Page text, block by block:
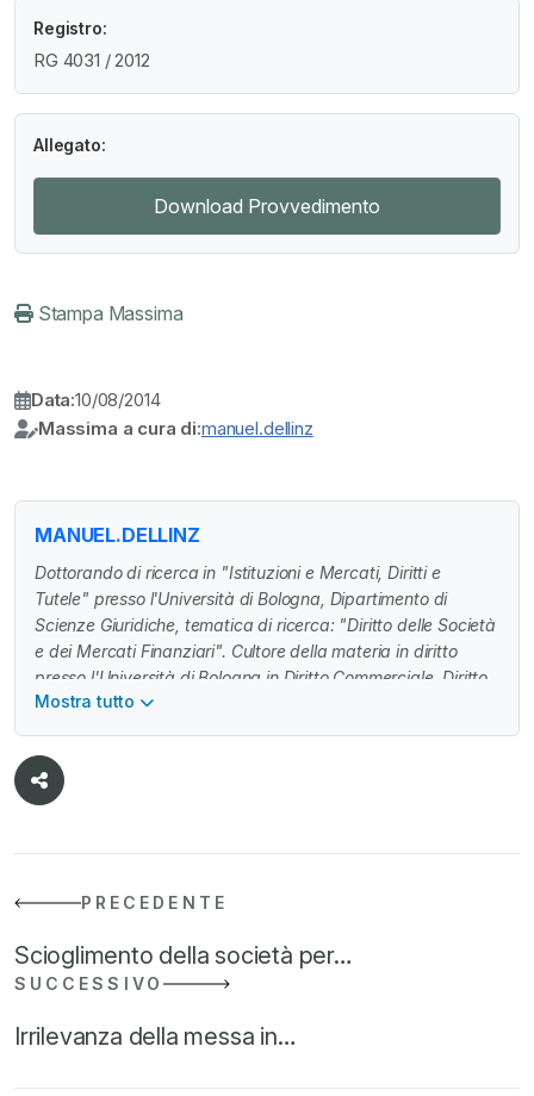
Registro:
RG 4031 / 2012
Allegato:
Download Provvedimento
Stampa Massima
Data:10/08/2014
Massima a cura di:manuel.dellinz
MANUEL.DELLINZ
Dottorando di ricerca in "Istituzioni e Mercati, Diritti e
Tutele" presso l'Università di Bologna, Dipartimento di
Scienze Giuridiche, tematica di ricerca: "Diritto delle Società
e dei Mercati Finanziari". Cultore della materia in diritto
presso l'Università di Bologna in Diritto Commerciale, Diritto
dei Mercati Finanziari e Diritto Fallimentare.
Mostra tutto
PRECEDENTE
Scioglimento della società per…
SUCCESSIVO
Irrilevanza della messa in…